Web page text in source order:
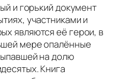
и горький документ
участниками и
являются её герои, в
мере опалённые
на долю
Книга